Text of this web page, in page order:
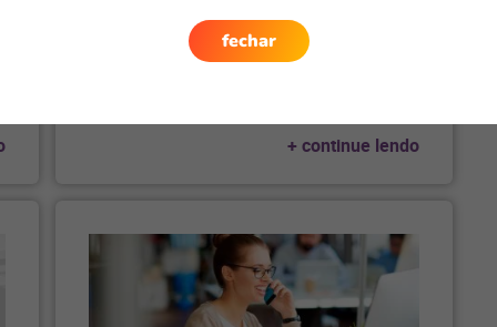
Plataforma Linx melhora
experiência nas lojas físicas e
também aumenta volume de
+ continue lendo
fechar